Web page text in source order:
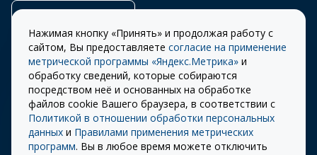
© 2026 «СТОУН-XXI»
Разработка сайта –
ITECH
Правила
использования cookie
Правила пользования
сайтом
Нажимая кнопку «Принять» и продолжая работу с
сайтом, Вы предоставляете согласие на применение
метрической программы «Яндекс.Метрика» и
обработку сведений, которые собираются
посредством неё и основанных на обработке
файлов cookie Вашего браузера, в соответствии с
Политикой в отношении обработки персональных
данных и Правилами применения метрических
программ. Вы в любое время можете отключить